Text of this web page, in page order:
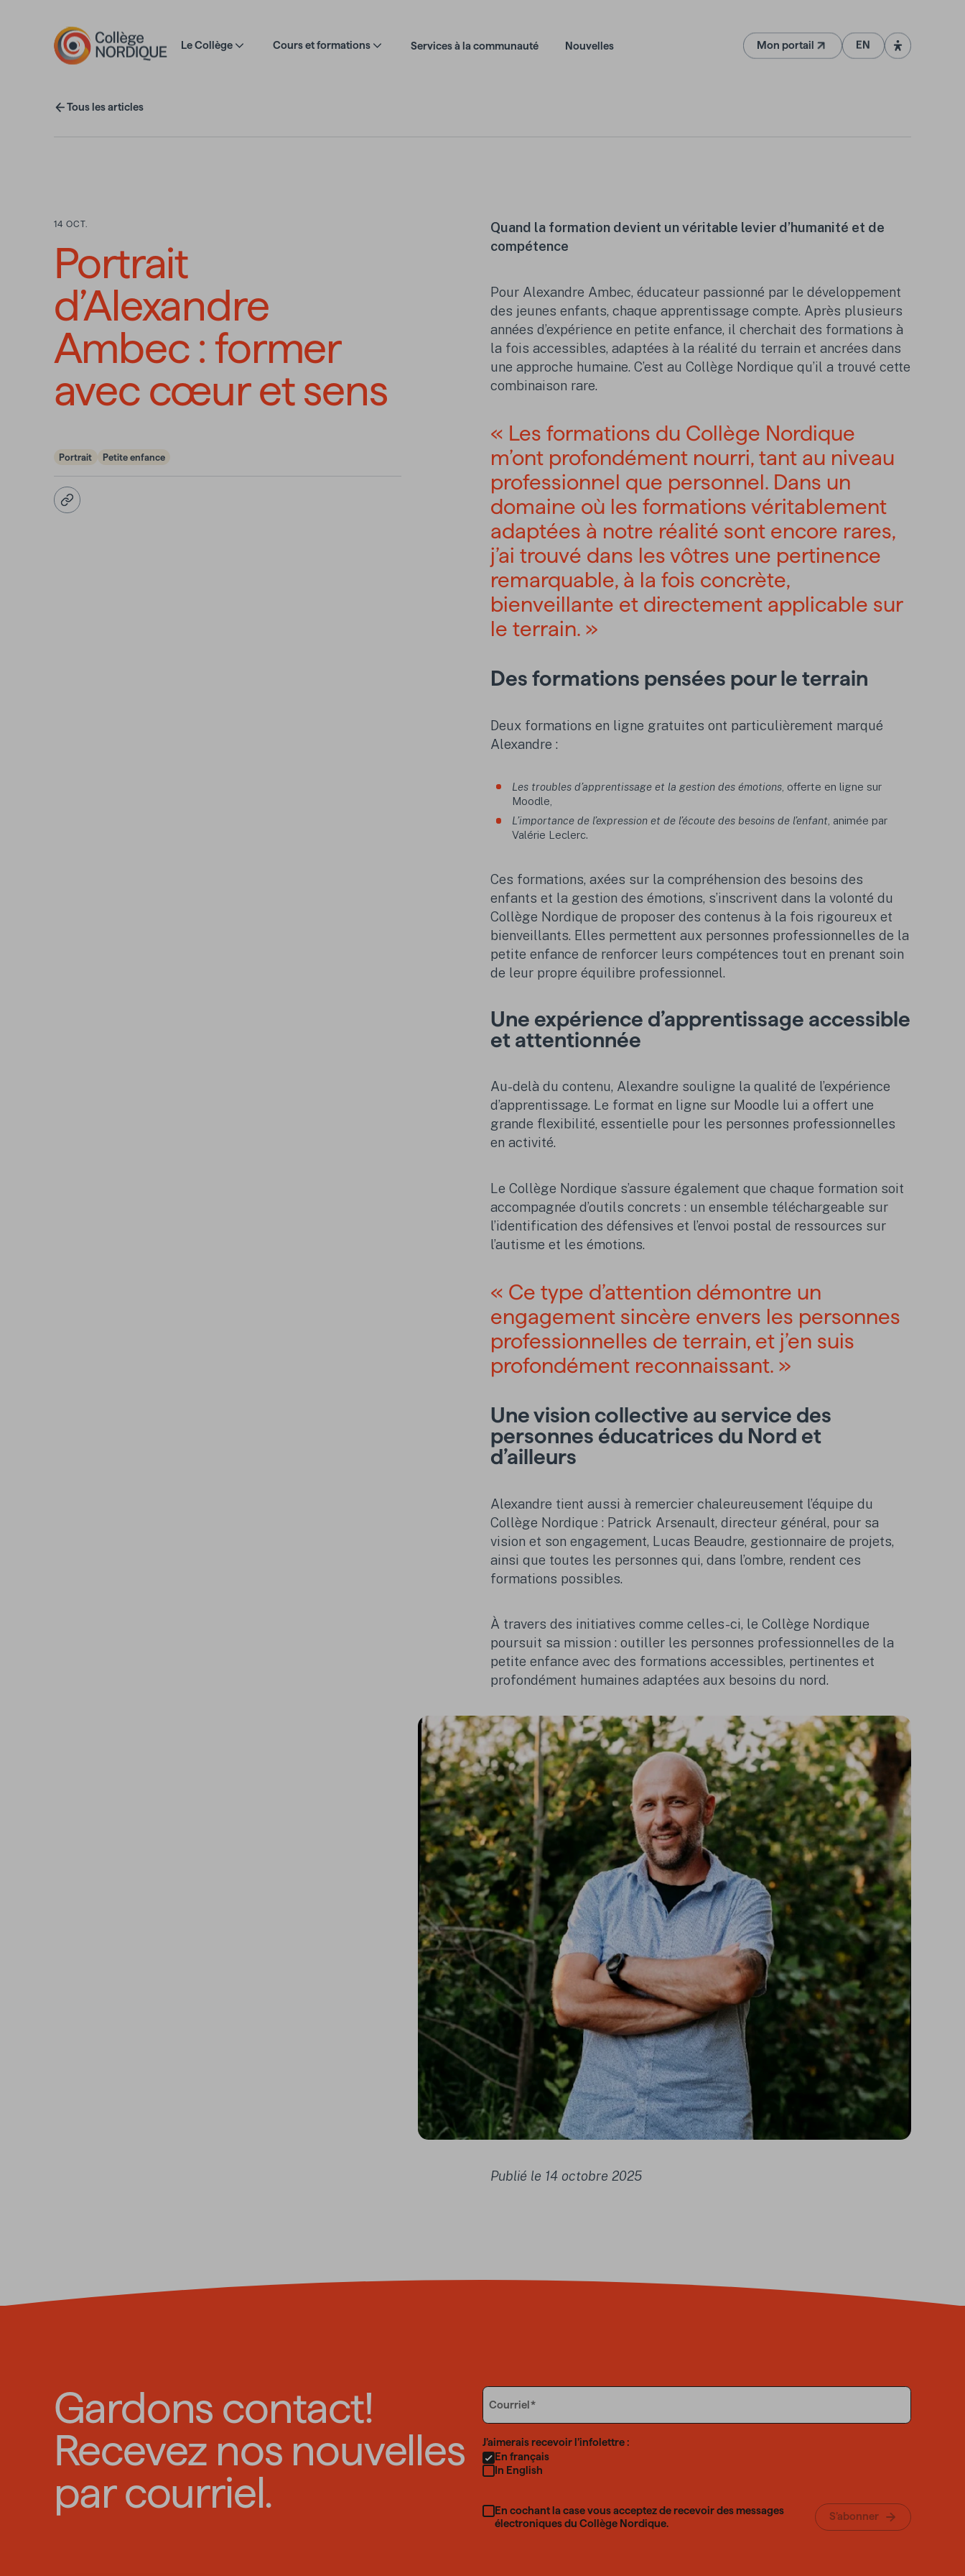
Le Collège Cours et formations Services à la communauté Nouvelles Mon portail(Ouvre dans un nouvel onglet)
EN
Tous les articles
14 OCT.
Portrait
d’Alexandre
Ambec : former
avec cœur et sens
Portrait Petite enfance
Copier l'URL
Quand la formation devient un véritable levier d’humanité et de
compétence
Pour Alexandre Ambec, éducateur passionné par le développement
des jeunes enfants, chaque apprentissage compte. Après plusieurs
années d’expérience en petite enfance, il cherchait des formations à
la fois accessibles, adaptées à la réalité du terrain et ancrées dans
une approche humaine. C’est au Collège Nordique qu’il a trouvé cette
combinaison rare.
« Les formations du Collège Nordique
m’ont profondément nourri, tant au niveau
professionnel que personnel. Dans un
domaine où les formations véritablement
adaptées à notre réalité sont encore rares,
j’ai trouvé dans les vôtres une pertinence
remarquable, à la fois concrète,
bienveillante et directement applicable sur
le terrain. »
Des formations pensées pour le terrain
Deux formations en ligne gratuites ont particulièrement marqué
Alexandre :
Les troubles d’apprentissage et la gestion des émotions , offerte en ligne sur
Moodle,
L’importance de l’expression et de l’écoute des besoins de l’enfant, animée par
Valérie Leclerc.
Ces formations, axées sur la compréhension des besoins des
enfants et la gestion des émotions, s’inscrivent dans la volonté du
Collège Nordique de proposer des contenus à la fois rigoureux et
bienveillants. Elles permettent aux personnes professionnelles de la
petite enfance de renforcer leurs compétences tout en prenant soin
de leur propre équilibre professionnel.
Une expérience d’apprentissage accessible
et attentionnée
Au-delà du contenu, Alexandre souligne la qualité de l’expérience
d’apprentissage. Le format en ligne sur Moodle lui a offert une
grande flexibilité, essentielle pour les personnes professionnelles
en activité.
Le Collège Nordique s’assure également que chaque formation soit
accompagnée d’outils concrets : un ensemble téléchargeable sur
l’identification des défensives et l’envoi postal de ressources sur
l’autisme et les émotions.
« Ce type d’attention démontre un
engagement sincère envers les personnes
professionnelles de terrain, et j’en suis
profondément reconnaissant. »
Une vision collective au service des
personnes éducatrices du Nord et
d’ailleurs
Alexandre tient aussi à remercier chaleureusement l’équipe du
Collège Nordique : Patrick Arsenault, directeur général, pour sa
vision et son engagement, Lucas Beaudre, gestionnaire de projets,
ainsi que toutes les personnes qui, dans l’ombre, rendent ces
formations possibles.
À travers des initiatives comme celles-ci, le Collège Nordique
poursuit sa mission : outiller les personnes professionnelles de la
petite enfance avec des formations accessibles, pertinentes et
profondément humaines adaptées aux besoins du nord.
Publié le 14 octobre 2025
Gardons contact!
Recevez nos nouvelles
par courriel.
Email
Courriel
Language
J’aimerais recevoir l’infolettre :
En français
In English
En cochant la case vous acceptez de recevoir des messages
électroniques du Collège Nordique.
S’abonner